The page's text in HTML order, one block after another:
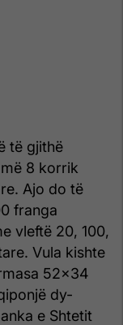
të gjithë
8 korrik
Ajo do të
franga
vleftë 20, 100,
Vula kishte
52×34
dy-
e Shtetit